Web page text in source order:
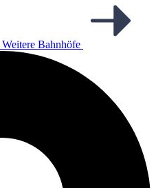
Weitere Bahnhöfe